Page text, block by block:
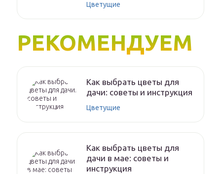
Цветущие
РЕКОМЕНДУЕМ
Как выбрать цветы для
дачи: советы и инструкция
Цветущие
Как выбрать цветы для
дачи в мае: советы и
инструкция